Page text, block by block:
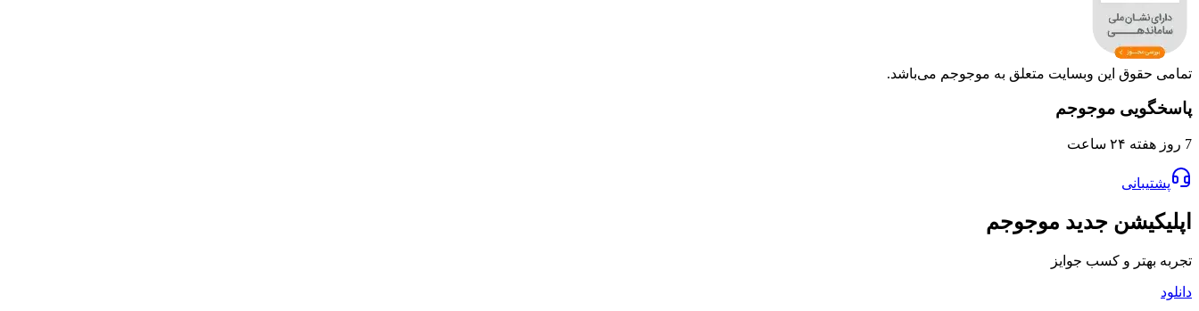
تمامی حقوق این وبسایت متعلق به موجوجم می‌باشد.
پاسخگویی موجوجم
7 روز هفته ۲۴ ساعت
پشتیبانی
اپلیکیشن جدید موجوجم
تجربه بهتر و کسب جوایز
دانلود